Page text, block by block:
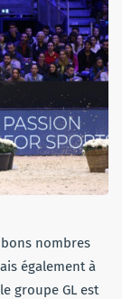
nombres
également à
groupe GL est